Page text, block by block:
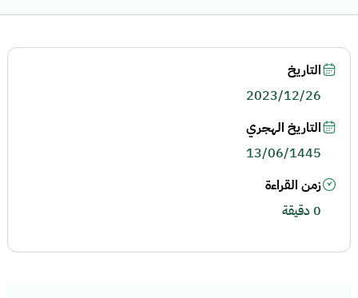
التاريخ
2023/12/26
التاريخ الهجري
13/06/1445
زمن القراءة
0 دقيقة